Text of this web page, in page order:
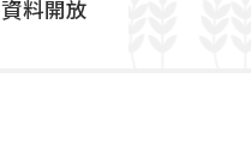
資料開放